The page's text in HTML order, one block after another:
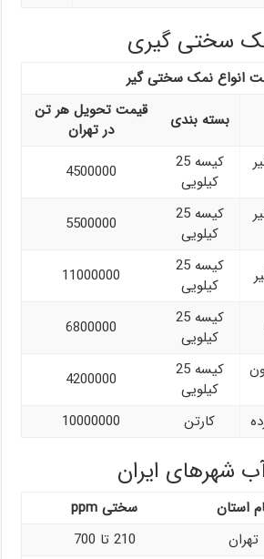
سختی گیری
انواع نمک سختی گیر
بسته بندی
قیمت تحویل هر تن
در تهران
کیسه 25
کیلویی
4500000
کیسه 25
کیلویی
5500000
کیسه 25
کیلویی
11000000
کیسه 25
کیلویی
6800000
کیسه 25
کیلویی
4200000
کارتن 10000000
شهرهای ایران
استان
سختی ppm
تهران
210 تا 700